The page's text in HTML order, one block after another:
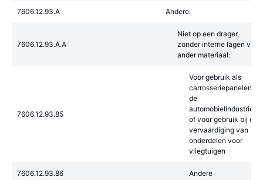
7606.12.93.A Andere:
7606.12.93.A.A
Niet op een drager,
zonder interne lagen van
ander materiaal:
7606.12.93.85
Voor gebruik als
carrosseriepanelen in
de
automobielindustrie
of voor gebruik bij de
vervaardiging van
onderdelen voor
vliegtuigen
7606.12.93.86 Andere